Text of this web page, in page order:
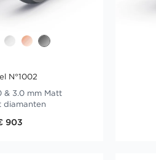
N°1002
& 3.0 mm Matt
diamanten
903